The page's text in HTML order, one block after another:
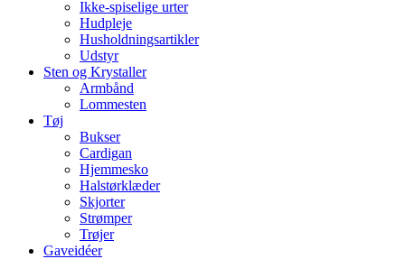
Ikke-spiselige urter
Hudpleje
Husholdningsartikler
Udstyr
Sten og Krystaller
Armbånd
Lommesten
Tøj
Bukser
Cardigan
Hjemmesko
Halstørklæder
Skjorter
Strømper
Trøjer
Gaveidéer